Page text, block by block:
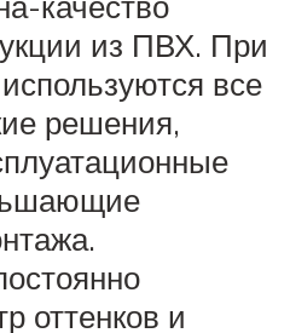
из ПВХ. При
все
решения,
оттенков и